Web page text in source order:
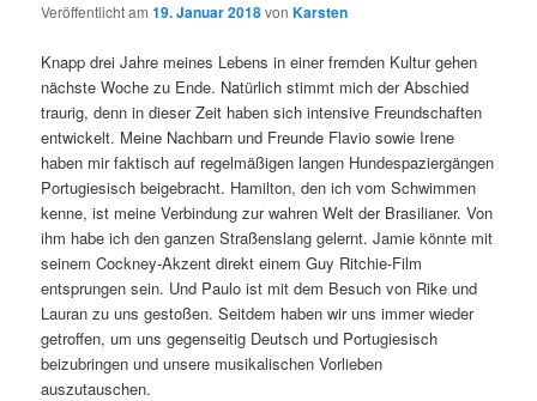
Veröffentlicht am19. Januar 2018vonKarsten
Knapp drei Jahre meines Lebens in einer fremden Kultur gehen
nächste Woche zu Ende. Natürlich stimmt mich der Abschied
traurig, denn in dieser Zeit haben sich intensive Freundschaften
entwickelt. Meine Nachbarn und Freunde Flavio sowie Irene
haben mir faktisch auf regelmäßigen langen Hundespaziergängen
Portugiesisch beigebracht. Hamilton, den ich vom Schwimmen
kenne, ist meine Verbindung zur wahren Welt der Brasilianer. Von
ihm habe ich den ganzen Straßenslang gelernt. Jamie könnte mit
seinem Cockney-Akzent direkt einem Guy Ritchie-Film
entsprungen sein. Und Paulo ist mit dem Besuch von Rike und
Lauran zu uns gestoßen. Seitdem haben wir uns immer wieder
getroffen, um uns gegenseitig Deutsch und Portugiesisch
beizubringen und unsere musikalischen Vorlieben
auszutauschen.